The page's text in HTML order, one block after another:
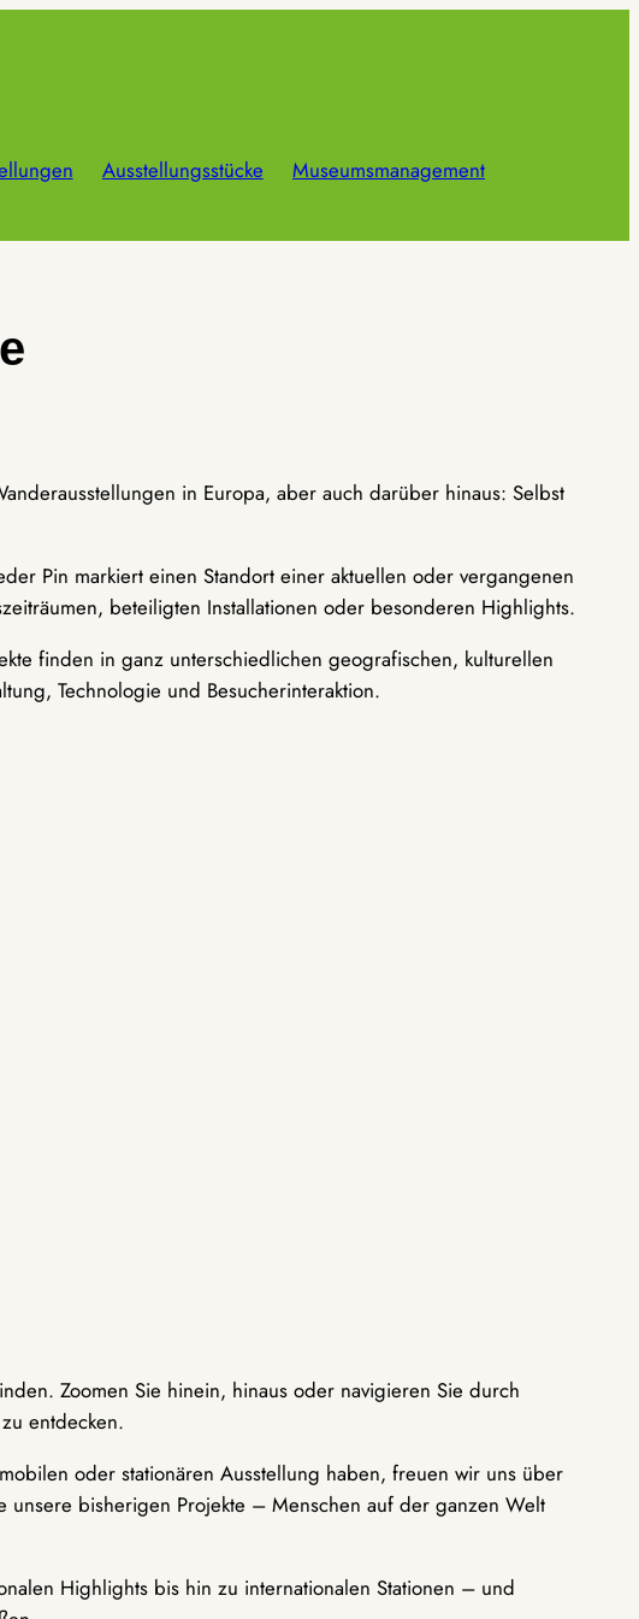
Ausstellungsstücke
Museumsmanagement
in Europa, aber auch darüber hinaus: Selbst
Pin markiert einen Standort einer aktuellen oder vergangenen
beteiligten Installationen oder besonderen Highlights.
finden in ganz unterschiedlichen geografischen, kulturellen
Technologie und Besucherinteraktion.
Zoomen Sie hinein, hinaus oder navigieren Sie durch
entdecken.
oder stationären Ausstellung haben, freuen wir uns über
unsere bisherigen Projekte – Menschen auf der ganzen Welt
Highlights bis hin zu internationalen Stationen – und